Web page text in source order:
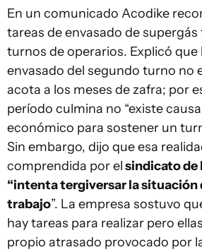
En un comunicado Acodike
tareas de envasado de
turnos de operarios. Explicó que
envasado del segundo turno no
acota a los meses de zafra; por
período culmina no “existe
económico para sostener un
Sin embargo, dijo que esa
comprendida por elsindicato de
“intenta tergiversar la situación
trabajo”. La empresa sostuvo
hay tareas para realizar pero
propio atrasado provocado por